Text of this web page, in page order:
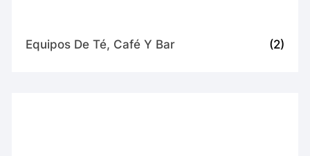
Equipos De Té, Café Y Bar (2)